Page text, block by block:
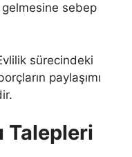
sebep
sürecindeki
paylaşımı
Talepleri